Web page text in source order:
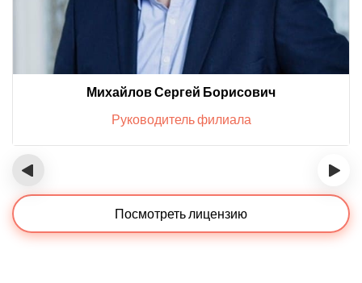
Михайлов Сергей Борисович
Руководитель филиала
‹ ›
Посмотреть лицензию